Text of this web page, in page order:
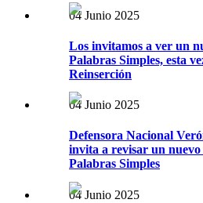
04 Junio 2025
Los invitamos a ver un
Palabras Simples, esta
Reinserción
04 Junio 2025
Defensora Nacional
invita a revisar un
Palabras Simples
04 Junio 2025